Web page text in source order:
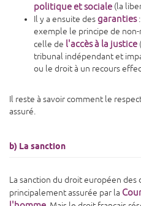
politique et sociale (la
Il y a ensuite desgaranties:
exemple le principe de
celle de l'accès à la justice
tribunal indépendant et
ou le droit à un recours
Il reste à savoir comment le
assuré.
b) La sanction
La sanction du droit européen des
principalement assurée par la